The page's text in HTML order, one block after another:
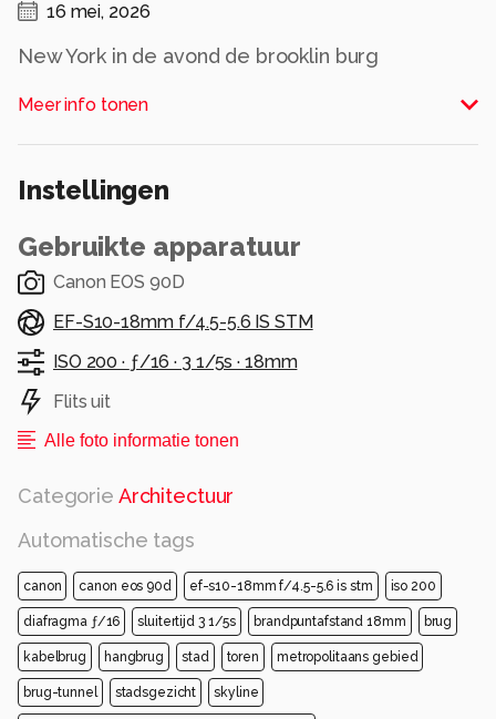
16 mei, 2026
New York in de avond de brooklin burg
Alle rechten voorbehouden
Meer info tonen
Instellingen
Gebruikte apparatuur
Canon EOS 90D
EF-S10-18mm f/4.5-5.6 IS STM
ISO 200 · ƒ/16 · 3 1/5s · 18mm
Flits uit
Alle foto informatie tonen
Categorie Architectuur
Automatische tags
canon canon eos 90d ef-s10-18mm f/4.5-5.6 is stm iso 200
diafragma ƒ/16 sluitertijd 3 1/5s brandpuntafstand 18mm brug
kabelbrug hangbrug stad toren metropolitaans gebied
brug-tunnel stadsgezicht skyline